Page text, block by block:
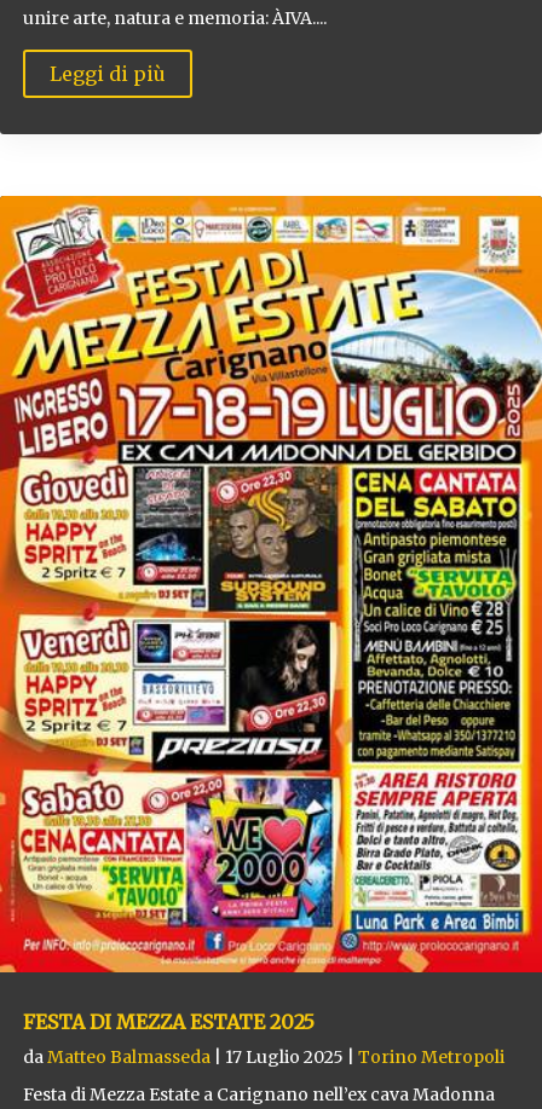
unire arte, natura e memoria: ÀIVA....
Leggi di più
FESTA DI MEZZA ESTATE 2025
daMatteo Balmasseda 17 Luglio 2025
Torino Metropoli
Festa di Mezza Estate a Carignano nell’ex cava Madonna